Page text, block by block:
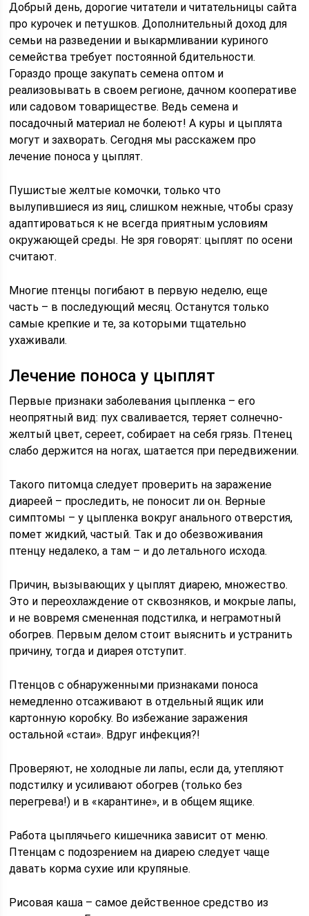
Добрый день, дорогие читатели и читательницы сайта
про курочек и петушков. Дополнительный доход для
семьи на разведении и выкармливании куриного
семейства требует постоянной бдительности.
Гораздо проще закупать семена оптом и
реализовывать в своем регионе, дачном кооперативе
или садовом товариществе. Ведь семена и
посадочный материал не болеют! А куры и цыплята
могут и захворать. Сегодня мы расскажем про
лечение поноса у цыплят.
Пушистые желтые комочки, только что
вылупившиеся из яиц, слишком нежные, чтобы сразу
адаптироваться к не всегда приятным условиям
окружающей среды. Не зря говорят: цыплят по осени
считают.
Многие птенцы погибают в первую неделю, еще
часть – в последующий месяц. Останутся только
самые крепкие и те, за которыми тщательно
ухаживали.
Лечение поноса у цыплят
Первые признаки заболевания цыпленка – его
неопрятный вид: пух сваливается, теряет солнечно-
желтый цвет, сереет, собирает на себя грязь. Птенец
слабо держится на ногах, шатается при передвижении.
Такого питомца следует проверить на заражение
диареей – проследить, не поносит ли он. Верные
симптомы – у цыпленка вокруг анального отверстия,
помет жидкий, частый. Так и до обезвоживания
птенцу недалеко, а там – и до летального исхода.
Причин, вызывающих у цыплят диарею, множество.
Это и переохлаждение от сквозняков, и мокрые лапы,
и не вовремя смененная подстилка, и неграмотный
обогрев. Первым делом стоит выяснить и устранить
причину, тогда и диарея отступит.
Птенцов с обнаруженными признаками поноса
немедленно отсаживают в отдельный ящик или
картонную коробку. Во избежание заражения
остальной «стаи». Вдруг инфекция?!
Проверяют, не холодные ли лапы, если да, утепляют
подстилку и усиливают обогрев (только без
перегрева!) и в «карантине», и в общем ящике.
Работа цыплячьего кишечника зависит от меню.
Птенцам с подозрением на диарею следует чаще
давать корма сухие или крупяные.
Рисовая каша – самое действенное средство из